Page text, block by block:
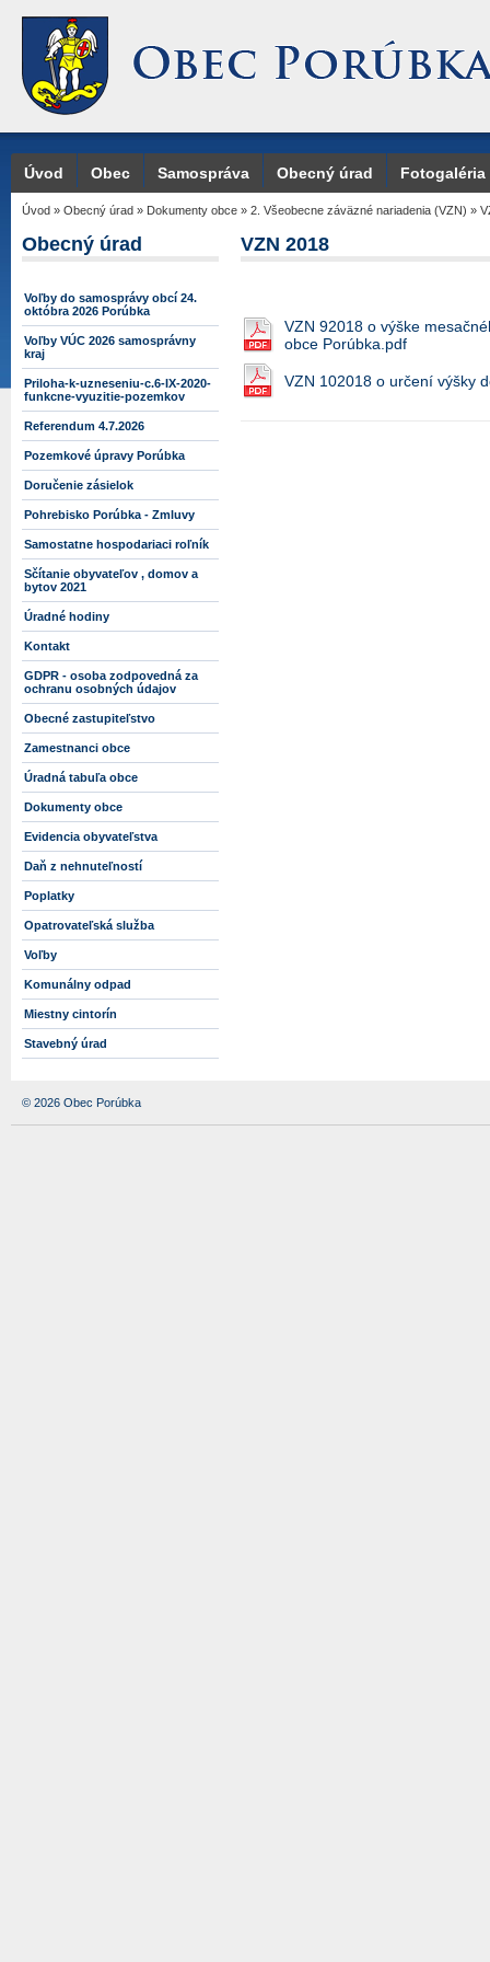
Úvod Obec Samospráva Obecný úrad Fotogaléria
Úvod » Obecný úrad » Dokumenty obce » 2. Všeobecne záväzné nariadenia (VZN) »
Obecný úrad
Voľby do samosprávy obcí 24.
októbra 2026 Porúbka
Voľby VÚC 2026 samosprávny
kraj
Priloha-k-uzneseniu-c.6-IX-2020-
funkcne-vyuzitie-pozemkov
Referendum 4.7.2026
Pozemkové úpravy Porúbka
Doručenie zásielok
Pohrebisko Porúbka - Zmluvy
Samostatne hospodariaci roľník
Sčítanie obyvateľov , domov a
bytov 2021
Úradné hodiny
Kontakt
GDPR - osoba zodpovedná za
ochranu osobných údajov
Obecné zastupiteľstvo
Zamestnanci obce
Úradná tabuľa obce
Dokumenty obce
Evidencia obyvateľstva
Daň z nehnuteľností
Poplatky
Opatrovateľská služba
Voľby
Komunálny odpad
Miestny cintorín
Stavebný úrad
VZN 2018
VZN 92018 o výške
obce Porúbka.pdf
VZN 102018 o určení výšky
© 2026 Obec Porúbka